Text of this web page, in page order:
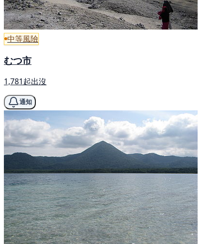
中等風險
むつ市
1,781起出沒
通知